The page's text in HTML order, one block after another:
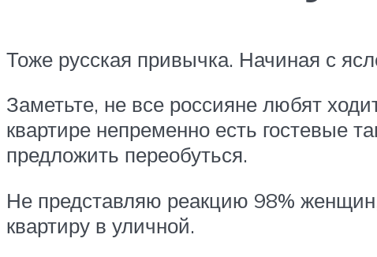
Тоже русская привычка. Начиная с
Заметьте, не все россияне любят
квартире непременно есть гостевые
предложить переобуться.
Не представляю реакцию 98%
квартиру в уличной.